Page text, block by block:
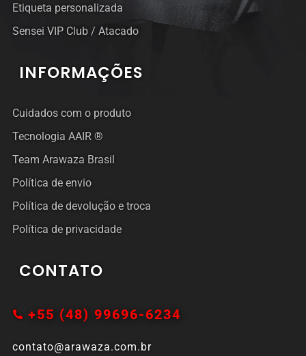
Etiqueta personalizada
Sensei VIP Club / Atacado
INFORMAÇÕES
Cuidados com o produto
Tecnologia AAIR ®
Team Arawaza Brasil
Política de envio
Política de devolução e troca
Política de privacidade
CONTATO
+55 (48) 99696-6234
contato@arawaza.com.br